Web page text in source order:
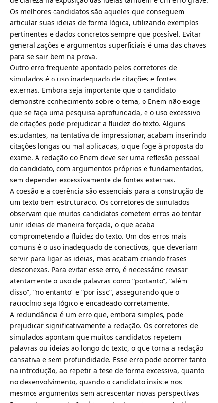
Os melhores candidatos são aqueles que conseguem
articular suas ideias de forma lógica, utilizando exemplos
pertinentes e dados concretos sempre que possível. Evitar
generalizações e argumentos superficiais é uma das chaves
para se sair bem na prova.
Outro erro frequente apontado pelos corretores de
simulados é o uso inadequado de citações e fontes
externas. Embora seja importante que o candidato
demonstre conhecimento sobre o tema, o Enem não exige
que se faça uma pesquisa aprofundada, e o uso excessivo
de citações pode prejudicar a fluidez do texto. Alguns
estudantes, na tentativa de impressionar, acabam inserindo
citações longas ou mal aplicadas, o que foge à proposta do
exame. A redação do Enem deve ser uma reflexão pessoal
do candidato, com argumentos próprios e fundamentados,
sem depender excessivamente de fontes externas.
A coesão e a coerência são essenciais para a construção de
um texto bem estruturado. Os corretores de simulados
observam que muitos candidatos cometem erros ao tentar
unir ideias de maneira forçada, o que acaba
comprometendo a fluidez do texto. Um dos erros mais
comuns é o uso inadequado de conectivos, que deveriam
servir para ligar as ideias, mas acabam criando frases
desconexas. Para evitar esse erro, é necessário revisar
atentamente o uso de palavras como “portanto”, “além
disso”, “no entanto” e “por isso”, assegurando que o
raciocínio seja lógico e encadeado corretamente.
A redundância é um erro que, embora simples, pode
prejudicar significativamente a redação. Os corretores de
simulados apontam que muitos candidatos repetem
palavras ou ideias ao longo do texto, o que torna a redação
cansativa e sem profundidade. Esse erro pode ocorrer tanto
na introdução, ao repetir a tese de forma excessiva, quanto
no desenvolvimento, quando o candidato insiste nos
mesmos argumentos sem acrescentar novas perspectivas.